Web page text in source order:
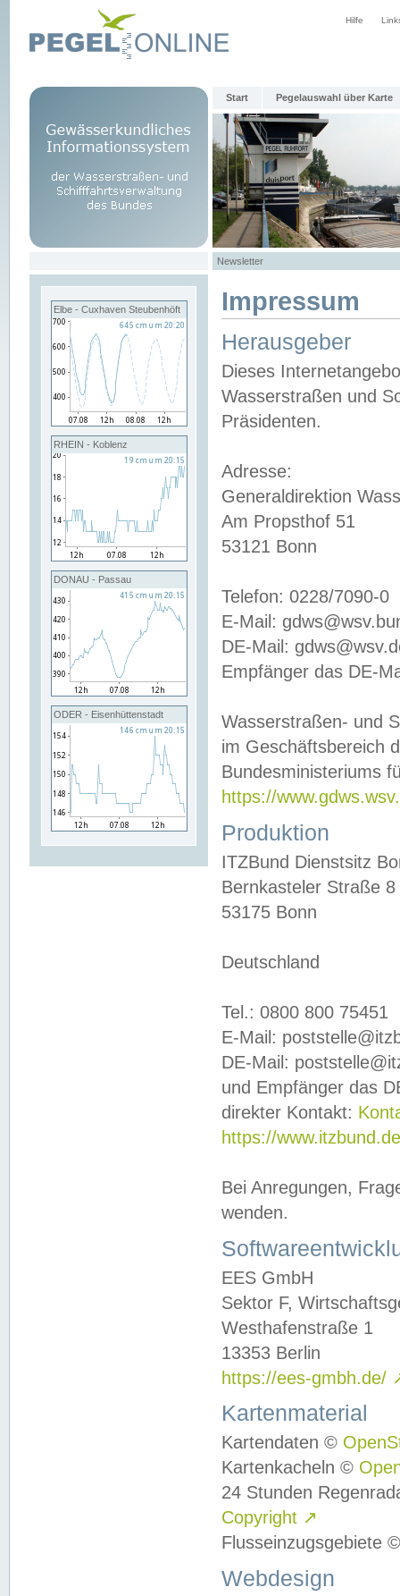
Hilfe
Start Pegelauswahl über Karte
Newsletter
Elbe - Cuxhaven Steubenhöft
RHEIN - Koblenz
DONAU - Passau
ODER - Eisenhüttenstadt
Impressum
Herausgeber
Dieses
Wasserstraßen und
Präsidenten.
Adresse:
Generaldirektion
Am Propsthof 51
53121 Bonn
Telefon: 0228/7090-0
E-Mail:
DE-Mail:
Empfänger das DE-
Wasserstraßen- und
im Geschäftsbereich
Bundesministeriums
https://
Produktion
ITZBund Dienstsitz
Bernkasteler Straße 8
53175 Bonn
Deutschland
Tel.: 0800 800 75451
E-Mail:
DE-Mail:
und Empfänger das
direkter Kontakt:
https://
Bei Anregungen,
wenden.
EES GmbH
Sektor F,
Westhafenstraße 1
13353 Berlin
https://ees-gmbh.de/
Kartenmaterial
Kartendaten ©
Kartenkacheln ©
24 Stunden
Copyright ↗
Flusseinzugsgebiete
Webdesign